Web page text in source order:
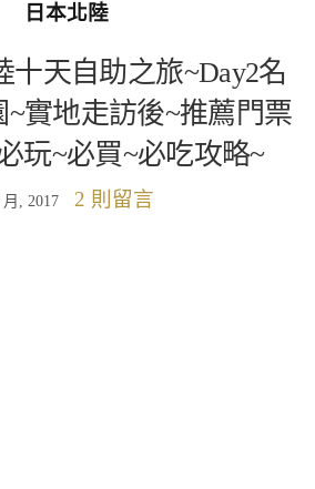
日本北陸
十天自助之旅~Day2名
實地走訪後~推薦門票
玩~必買~必吃攻略~
月, 2017 2 則留言